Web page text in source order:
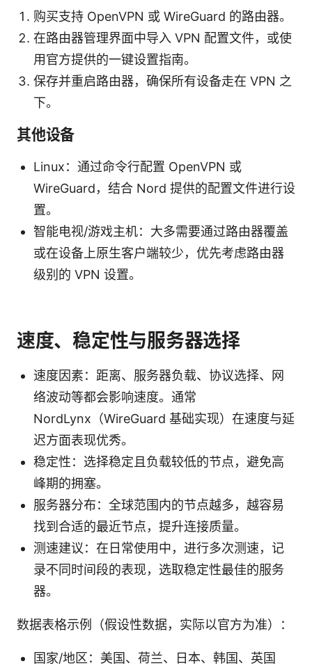
购买支持 OpenVPN 或 WireGuard 的路由器。
在路由器管理界面中导入 VPN 配置文件，或使
用官方提供的一键设置指南。
保存并重启路由器，确保所有设备走在 VPN 之
下。
其他设备
Linux：通过命令行配置 OpenVPN 或
WireGuard，结合 Nord 提供的配置文件进行设
置。
智能电视/游戏主机：大多需要通过路由器覆盖
或在设备上原生客户端较少，优先考虑路由器
级别的 VPN 设置。
速度、稳定性与服务器选择
速度因素：距离、服务器负载、协议选择、网
络波动等都会影响速度。通常
NordLynx（WireGuard 基础实现）在速度与延
迟方面表现优秀。
稳定性：选择稳定且负载较低的节点，避免高
峰期的拥塞。
服务器分布：全球范围内的节点越多，越容易
找到合适的最近节点，提升连接质量。
测速建议：在日常使用中，进行多次测速，记
录不同时间段的表现，选取稳定性最佳的服务
器。
数据表格示例（假设性数据，实际以官方为准）：
国家/地区：美国、荷兰、日本、韩国、英国